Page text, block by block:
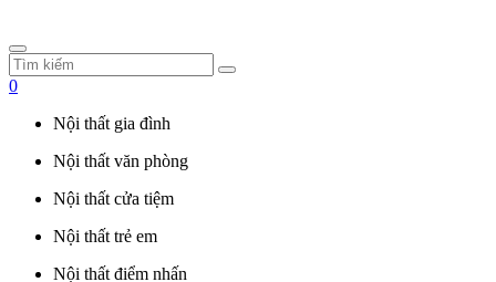
0
Nội thất gia đình
Nội thất văn phòng
Nội thất cửa tiệm
Nội thất trẻ em
Nội thất điểm nhấn